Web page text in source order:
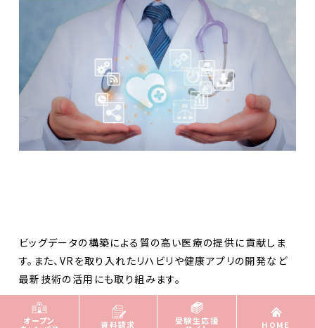
オープン 資料請求 受験生応援 HOME
ビッグデータの構築による質の高い医療の提供に貢献しま
す。また、VRを取り入れたリハビリや健康アプリの開発など
最新技術の活用にも取り組みます。